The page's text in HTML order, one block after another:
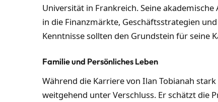
Universität in Frankreich. Seine
in die Finanzmärkte, Geschäftsstrategien
Kenntnisse sollten den Grundstein für seine
Familie und Persönliches Leben
Während die Karriere von Ilan Tobianah
weitgehend unter Verschluss. Er schätzt die